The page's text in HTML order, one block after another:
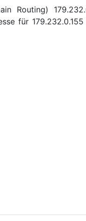
Routing)
für 179.232.0.155